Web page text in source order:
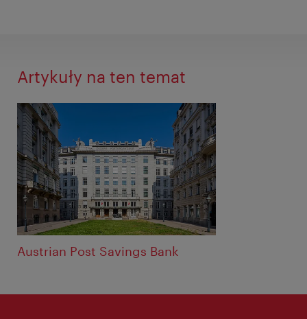
Artykuły na ten temat
Austrian Post Savings Bank